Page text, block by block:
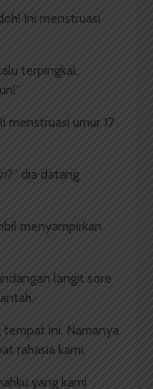
Ini menstruasi
terpingkal.
menstruasi umur 17
?” dia datang
menyampirkan
langit sore
tempat ini. Namanya
rahasia kami.
yang kami